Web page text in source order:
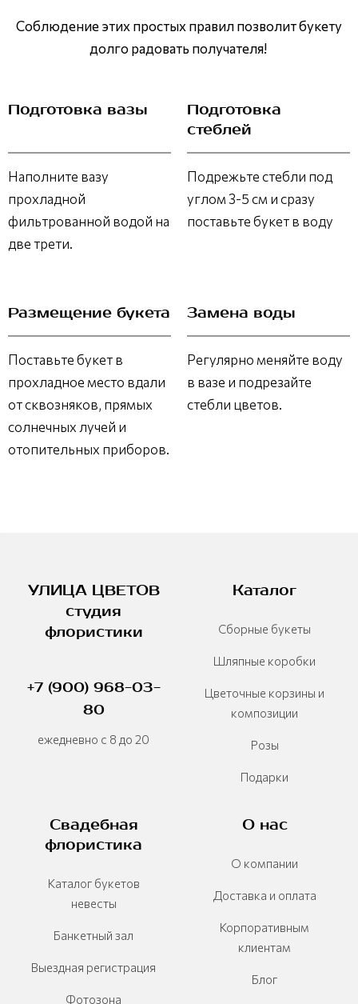
Соблюдение этих простых правил позволит букету
долго радовать получателя!
Подготовка вазы
Наполните вазу
прохладной
фильтрованной водой на
две трети.
Подготовка
стеблей
Подрежьте стебли под
углом 3-5 см и сразу
поставьте букет в воду
Размещение букета
Поставьте букет в
прохладное место вдали
от сквозняков, прямых
солнечных лучей и
отопительных приборов.
Замена воды
Регулярно меняйте воду
в вазе и подрезайте
стебли цветов.
УЛИЦА ЦВЕТОВ
студия
флористики
+7 (900) 968-03-
80
ежедневно с 8 до 20
Каталог
Сборные букеты
Шляпные коробки
Цветочные корзины и
композиции
Розы
Подарки
Свадебная
флористика
Каталог букетов
невесты
Банкетный зал
Выездная регистрация
Фотозона
О нас
О компании
Доставка и оплата
Корпоративным
клиентам
Блог